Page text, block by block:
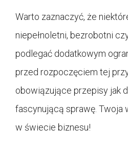
Warto zaznaczyć, że
niepełnoletni, bezrobotni
podlegać dodatkowym
przed rozpoczęciem tej
obowiązujące przepisy jak
fascynującą sprawę. Twoja
w świecie biznesu!